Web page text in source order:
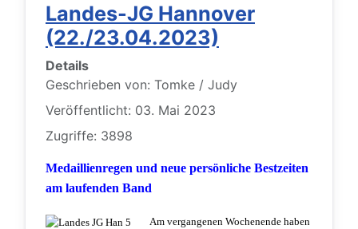
Landes-JG Hannover
(22./23.04.2023)
Details
Geschrieben von: Tomke / Judy
Veröffentlicht: 03. Mai 2023
Zugriffe: 3898
Medaillienregen und neue persönliche Bestzeiten
am laufenden Band
Am vergangenen Wochenende haben